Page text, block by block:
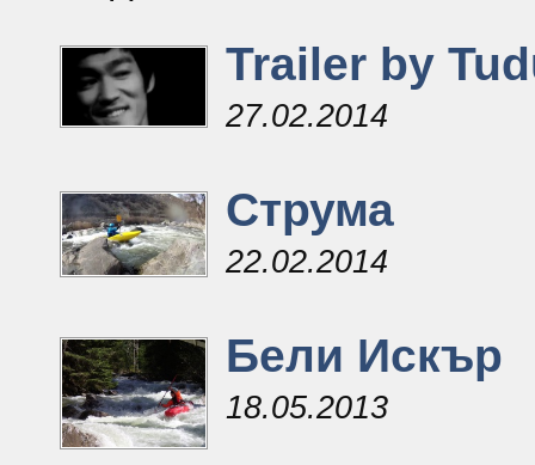
Trailer by
27.02.2014
Струма
22.02.2014
Бели Искър
18.05.2013